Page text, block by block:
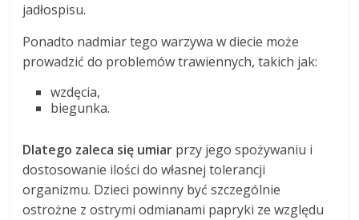
jadłospisu.
Ponadto nadmiar tego warzywa w diecie może
prowadzić do problemów trawiennych, takich jak:
wzdęcia,
biegunka.
Dlatego zaleca się umiar przy jego spożywaniu i
dostosowanie ilości do własnej tolerancji
organizmu. Dzieci powinny być szczególnie
ostrożne z ostrymi odmianami papryki ze względu